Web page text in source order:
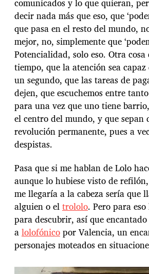
a
t
e
decir nada más que eso, que
que pasa en el resto del mundo,
mejor, no, simplemente que
Potencialidad, solo eso. Otra cosa
tiempo, que la atención sea
un segundo, que las tareas de
dejen, que escuchemos entre
para una vez que uno tiene
el centro del mundo, y que sepan
revolución permanente, pues a
despistas.
Pasa que si me hablan de Lolo
aunque lo hubiese visto de
me llegaría a la cabeza sería que
alguien o eltrololo. Pero para
para descubrir, así que
alolofónicopor Valencia, un
personajes moteados en